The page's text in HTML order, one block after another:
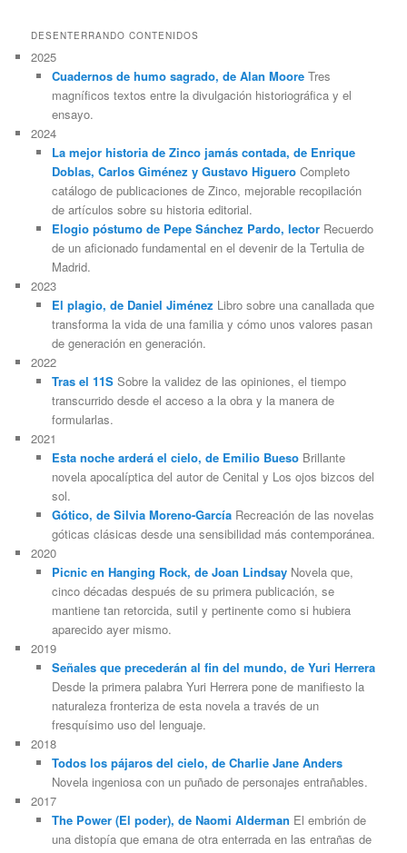
DESENTERRANDO CONTENIDOS
2025
Cuadernos de humo sagrado, de Alan MooreTres
magníficos textos entre la divulgación historiográfica y el
ensayo.
2024
La mejor historia de Zinco jamás contada, de Enrique
Doblas, Carlos Giménez y Gustavo HigueroCompleto
catálogo de publicaciones de Zinco, mejorable recopilación
de artículos sobre su historia editorial.
Elogio póstumo de Pepe Sánchez Pardo, lectorRecuerdo
de un aficionado fundamental en el devenir de la Tertulia de
Madrid.
2023
El plagio, de Daniel Jiménez Libro sobre una canallada que
transforma la vida de una familia y cómo unos valores pasan
de generación en generación.
2022
Tras el 11SSobre la validez de las opiniones, el tiempo
transcurrido desde el acceso a la obra y la manera de
formularlas.
2021
Esta noche arderá el cielo, de Emilio BuesoBrillante
novela apocalíptica del autor de Cenital y Los ojos bizcos del
sol.
Gótico, de Silvia Moreno-GarcíaRecreación de las novelas
góticas clásicas desde una sensibilidad más contemporánea.
2020
Picnic en Hanging Rock, de Joan LindsayNovela que,
cinco décadas después de su primera publicación, se
mantiene tan retorcida, sutil y pertinente como si hubiera
aparecido ayer mismo.
2019
Señales que precederán al fin del mundo, de Yuri Herrera
Desde la primera palabra Yuri Herrera pone de manifiesto la
naturaleza fronteriza de esta novela a través de un
fresquísimo uso del lenguaje.
2018
Todos los pájaros del cielo, de Charlie Jane Anders
Novela ingeniosa con un puñado de personajes entrañables.
2017
The Power (El poder), de Naomi Alderman El embrión de
una distopía que emana de otra enterrada en las entrañas de